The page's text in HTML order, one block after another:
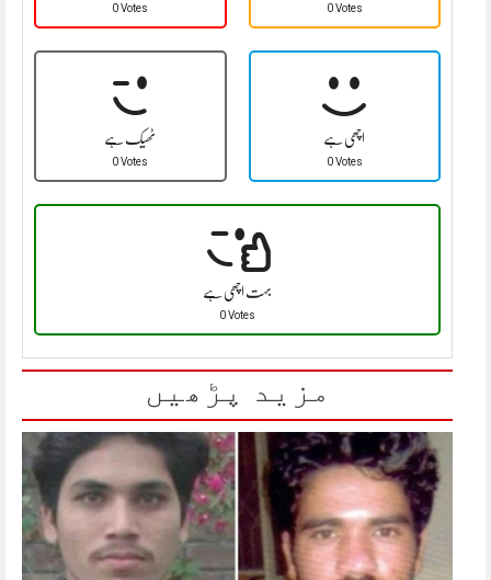
0 Votes 0 Votes
ٹھیک ہے
0 Votes
اچھی ہے
0 Votes
بہت اچھی ہے
0 Votes
مزید پڑھیں